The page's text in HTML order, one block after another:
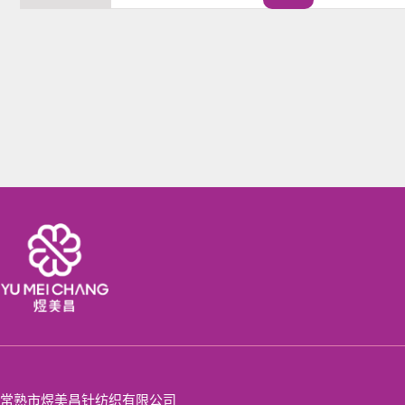
常熟市煜美昌针纺织有限公司